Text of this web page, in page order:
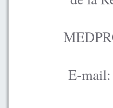
E-mail: